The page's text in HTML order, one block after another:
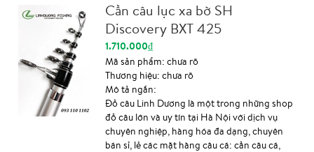
chi tiết sản phẩm:
Cần câu lục xa bờ SH
Discovery BXT 425
1.710.000₫
Mã sản phẩm:chưa rõ
Thương hiệu:chưa rõ
Mô tả ngắn:
Đồ câu Linh Dương là một trong những shop
đồ câu lớn và uy tín tại Hà Nội với dịch vụ
chuyên nghiệp, hàng hóa đa dạng, chuyên
bán sỉ, lẻ các mặt hàng câu cá: cần câu cá,